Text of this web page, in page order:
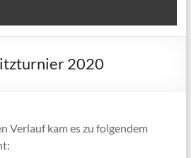
2020
Verlauf kam es zu folgendem